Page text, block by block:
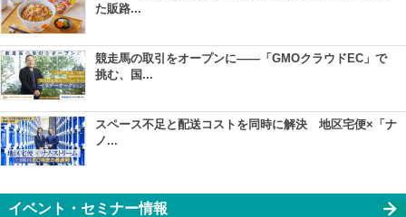
た販路...
競走馬の取引をオープンに――「GMOクラウドEC」で
挑む、国...
スペース不足と配送コストを同時に解決 地区宅便×「ナ
ノ...
イベント・セミナー情報